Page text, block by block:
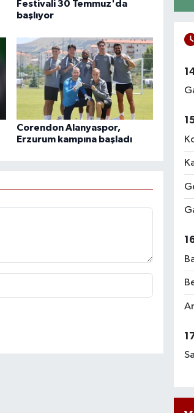
Festivali 30 Temmuz'da
başlıyor
Corendon Alanyaspor,
Erzurum kampına başladı